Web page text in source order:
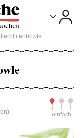
einfach